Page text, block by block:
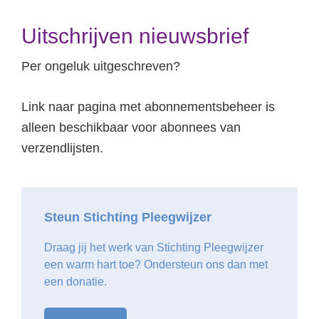
Uitschrijven nieuwsbrief
Per ongeluk uitgeschreven?
Link naar pagina met abonnementsbeheer is
alleen beschikbaar voor abonnees van
verzendlijsten.
Sidebar
Steun Stichting Pleegwijzer
Draag jij het werk van Stichting Pleegwijzer
een warm hart toe? Ondersteun ons dan met
een donatie.